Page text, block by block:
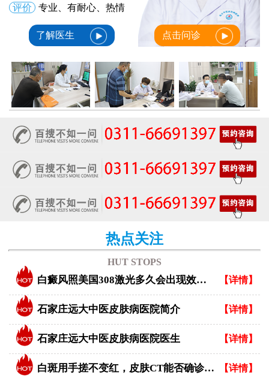
评价
专业、有耐心、热情
了解医生 点击问诊
热点关注
HUT STOPS
白癜风照美国308激光多久会出现效果？ 【详情】
石家庄远大中医皮肤病医院简介 【详情】
石家庄远大中医皮肤病医院医生 【详情】
白斑用手搓不变红，皮肤CT能否确诊白癜风？ 【详情】